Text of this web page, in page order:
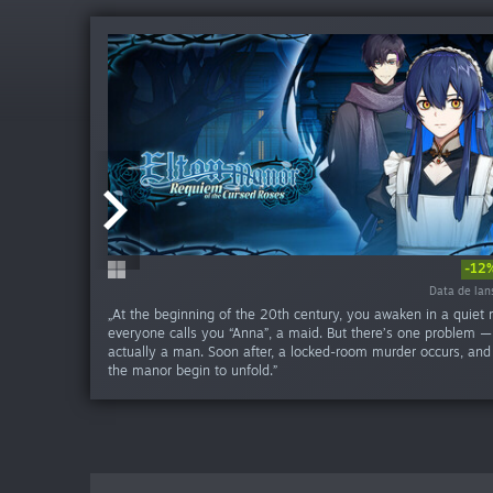
-
Data de
„At the beginning of the 20th century, you awaken in a quiet
everyone calls you “Anna”, a maid. But there’s one problem —
actually a man. Soon after, a locked-room murder occurs,
the manor begin to unfold.”
Data de